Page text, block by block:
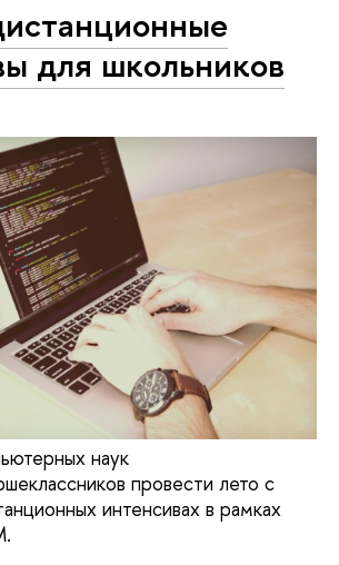
для школьников
наук
провести лето с
интенсивах в рамках